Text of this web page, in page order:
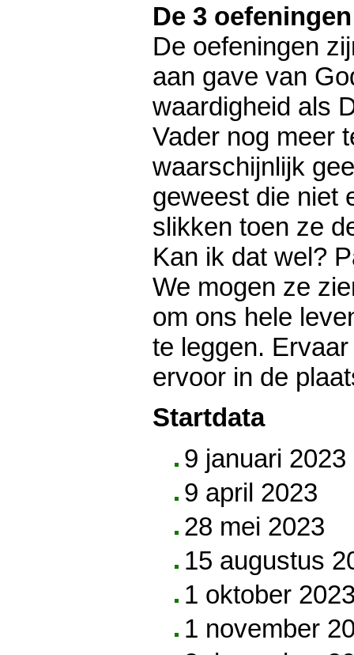
De 3 oefeningen
De oefeningen
aan gave van
waardigheid als
Vader nog meer
waarschijnlijk
geweest die niet
slikken toen ze
Kan ik dat wel?
We mogen ze
om ons hele
te leggen.
ervoor in de
Startdata
9 januari 2023
9 april 2023
28 mei 2023
15 augustus
1 oktober
1 november